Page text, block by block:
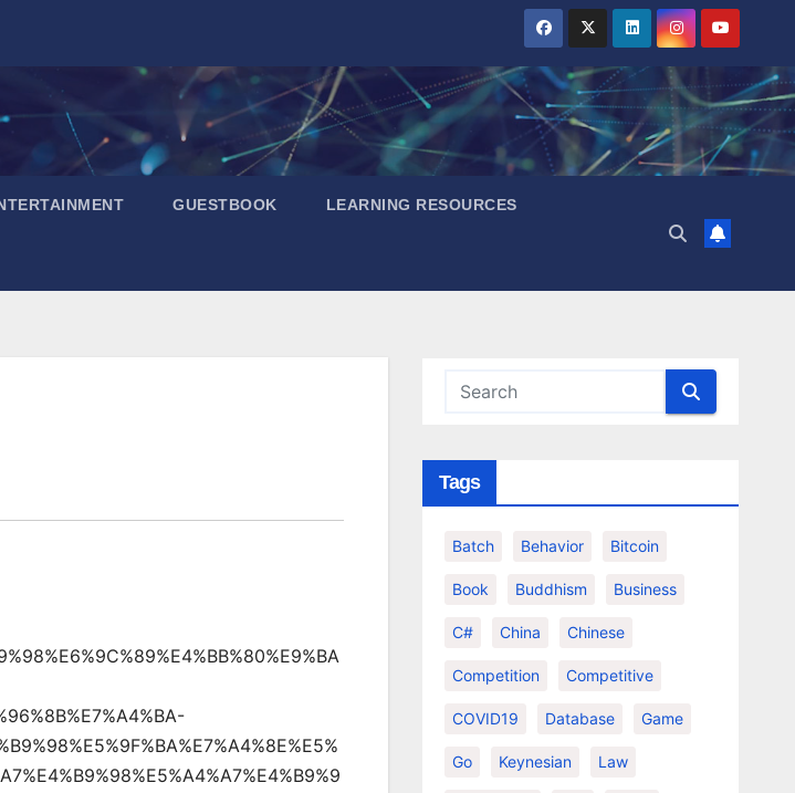
GUESTBOOK LEARNING RESOURCES
Tags
Batch Behavior Bitcoin
Book Buddhism Business
C# China Chinese
Competition Competitive
COVID19 Database Game
Go Keynesian Law